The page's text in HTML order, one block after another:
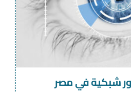
شبكية في مصر